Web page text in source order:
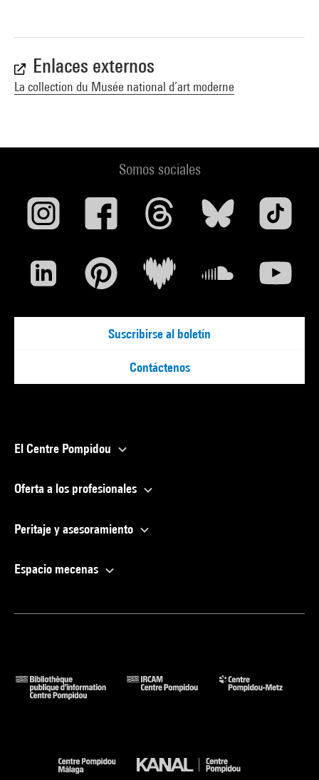
Enlaces externos
La collection du Musée national d’art moderne
Somos sociales
Suscribirse al boletín
Contáctenos
El Centre Pompidou
Oferta a los profesionales
Peritaje y asesoramiento
Espacio mecenas